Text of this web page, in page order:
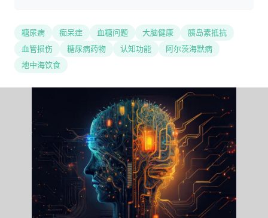
糖尿病 痴呆症 血糖问题 大脑健康
胰岛素抵抗
血管损伤
糖尿病药物 认知功能
阿尔茨海默病
地中海饮食